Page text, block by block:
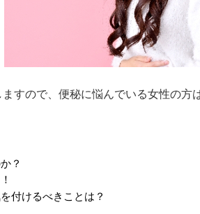
すので、便秘に悩んでいる女性の方
？
付けるべきことは？